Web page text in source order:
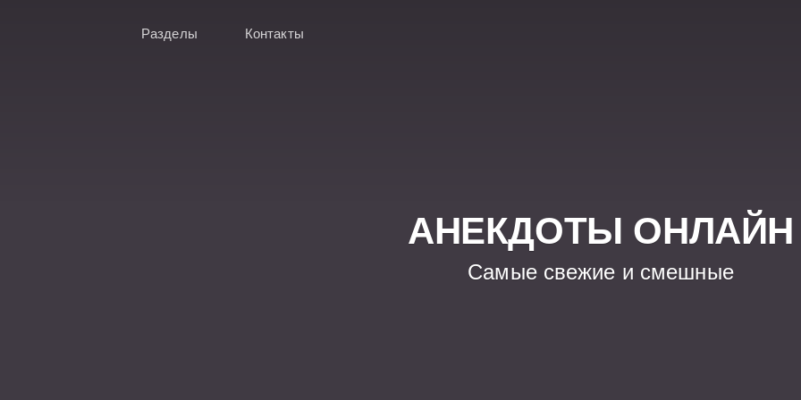
Разделы Контакты
АНЕКДОТЫ ОНЛАЙН
Самые свежие и смешные